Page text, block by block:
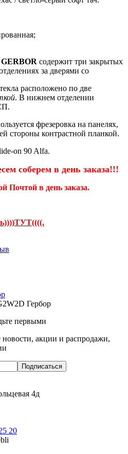
содержит три закрытых
за дверями со
расположено по две
. В нижнем отделении
фрезеровка на панелях,
стороны контрастной планкой.
on 90 Alfa.
соберем в день заказа!!!
Почтой в день заказа.
Гербор
первыми
акции и распродажи,
Подписаться
4д
20